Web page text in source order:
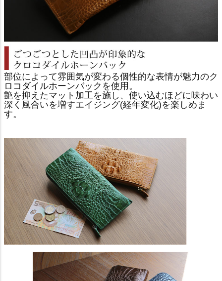
部位によって雰囲気が変わる個性的な表情が魅力のク
ロコダイルホーンバックを使用。
艶を抑えたマット加工を施し、使い込むほどに味わい
深く風合いを増すエイジング(経年変化)を楽しめま
す。